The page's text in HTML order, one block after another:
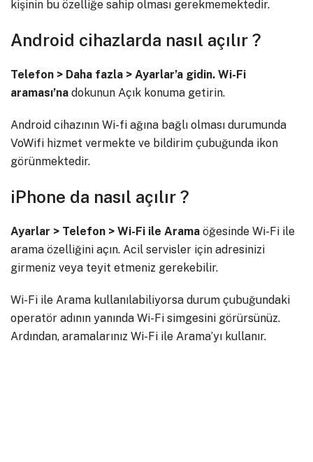
kişinin bu özelliğe sahip olması gerekmemektedir.
Android cihazlarda nasıl açılır ?
Telefon > Daha fazla > Ayarlar’a gidin. Wi-Fi
araması’na dokunun Açık konuma getirin.
Android cihazının Wi-fi ağına bağlı olması durumunda
VoWifi hizmet vermekte ve bildirim çubuğunda ikon
görünmektedir.
iPhone da nasıl açılır ?
Ayarlar > Telefon > Wi-Fi ile Arama öğesinde Wi-Fi ile
arama özelliğini açın. Acil servisler için adresinizi
girmeniz veya teyit etmeniz gerekebilir.
Wi-Fi ile Arama kullanılabiliyorsa durum çubuğundaki
operatör adının yanında Wi-Fi simgesini görürsünüz.
Ardından, aramalarınız Wi-Fi ile Arama’yı kullanır.